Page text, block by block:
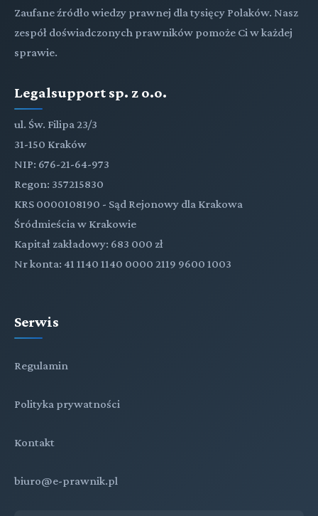
Zaufane źródło wiedzy prawnej dla tysięcy Polaków. Nasz
zespół doświadczonych prawników pomoże Ci w każdej
sprawie.
Legalsupport sp. z o.o.
ul. Św. Filipa 23/3
31-150 Kraków
NIP: 676-21-64-973
Regon: 357215830
KRS 0000108190 - Sąd Rejonowy dla Krakowa
Śródmieścia w Krakowie
Kapitał zakładowy: 683 000 zł
Nr konta: 41 1140 1140 0000 2119 9600 1003
Serwis
Regulamin
Polityka prywatności
Kontakt
biuro@e-prawnik.pl